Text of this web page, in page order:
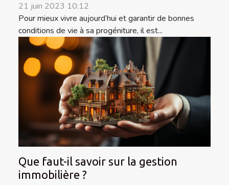
21 juin 2023 10:12
Pour mieux vivre aujourd’hui et garantir de bonnes
conditions de vie à sa progéniture, il est...
Que faut-il savoir sur la gestion
immobilière ?